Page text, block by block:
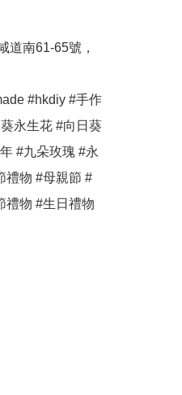
道南61-65號，
#hkdiy #手作
永生花 #向日葵
#九朵玫瑰 #永
禮物 #母親節 #
禮物 #生日禮物